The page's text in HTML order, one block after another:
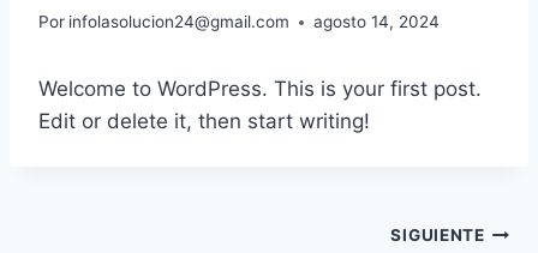
Por infolasolucion24@gmail.com agosto 14, 2024
Welcome to WordPress. This is your first post.
Edit or delete it, then start writing!
SIGUIENTE